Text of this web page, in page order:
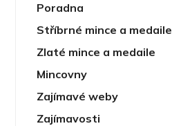
Poradna
Stříbrné mince a medaile
Zlaté mince a medaile
Mincovny
Zajímavé weby
Zajímavosti